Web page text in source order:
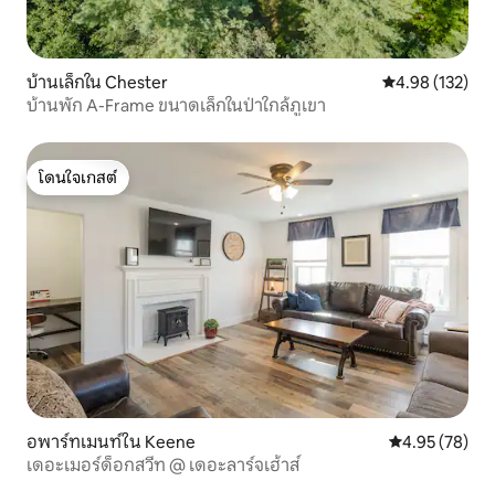
บ้านเล็กใน Chester คะแนนเฉลี่ย
4.98 (132)
บ้านพัก A-Frame ขนาดเล็กในป่าใกล้ภูเขา
โดนใจเกสต์
โดนใจเกสต์
อพาร์ทเมนท์ใน Keene คะแนนเฉลี่ย
4.95 (78)
เดอะเมอร์ด็อกสวีท @ เดอะลาร์จเฮ้าส์